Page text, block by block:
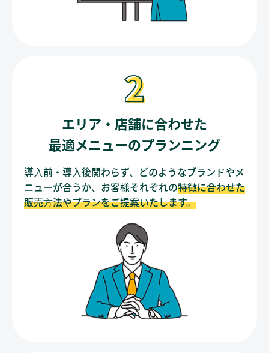
エリア・店舗に合わせた
最適メニューのプランニング
導⼊前・導⼊後関わらず、どのようなブランドやメ
ニューが合うか、お客様それぞれの特徴に合わせた
販売⽅法やプランをご提案いたします。